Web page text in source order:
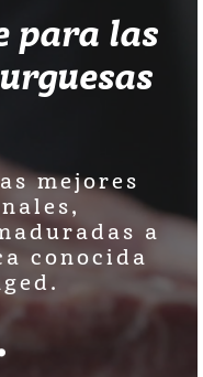
para las
mejores
a
conocida